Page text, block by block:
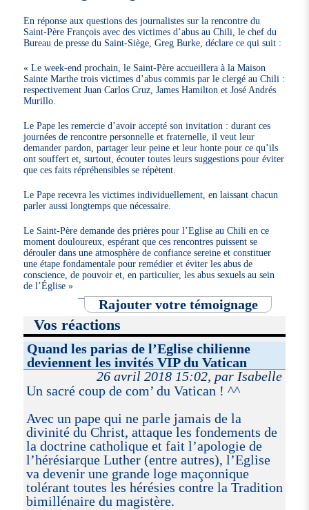
En réponse aux questions des journalistes sur la rencontre du
Saint-Père François avec des victimes d’abus au Chili, le chef du
Bureau de presse du Saint-Siège, Greg Burke, déclare ce qui suit :
« Le week-end prochain, le Saint-Père accueillera à la Maison
Sainte Marthe trois victimes d’abus commis par le clergé au Chili :
respectivement Juan Carlos Cruz, James Hamilton et José Andrés
Murillo.
Le Pape les remercie d’avoir accepté son invitation : durant ces
journées de rencontre personnelle et fraternelle, il veut leur
demander pardon, partager leur peine et leur honte pour ce qu’ils
ont souffert et, surtout, écouter toutes leurs suggestions pour éviter
que ces faits répréhensibles se répètent.
Le Pape recevra les victimes individuellement, en laissant chacun
parler aussi longtemps que nécessaire.
Le Saint-Père demande des prières pour l’Eglise au Chili en ce
moment douloureux, espérant que ces rencontres puissent se
dérouler dans une atmosphère de confiance sereine et constituer
une étape fondamentale pour remédier et éviter les abus de
conscience, de pouvoir et, en particulier, les abus sexuels au sein
de l’Église »
Rajouter votre témoignage
Vos réactions
Quand les parias de l’Eglise chilienne
deviennent les invités VIP du Vatican
26 avril 2018 15:02, par Isabelle
Un sacré coup de com’ du Vatican ! ^^
Avec un pape qui ne parle jamais de la
divinité du Christ, attaque les fondements de
la doctrine catholique et fait l’apologie de
l’hérésiarque Luther (entre autres), l’Eglise
va devenir une grande loge maçonnique
tolérant toutes les hérésies contre la Tradition
bimillénaire du magistère.